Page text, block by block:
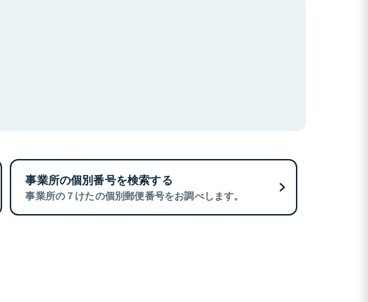
事業所の個別番号を検索する
事業所の７けたの個別郵便番号をお調べします。